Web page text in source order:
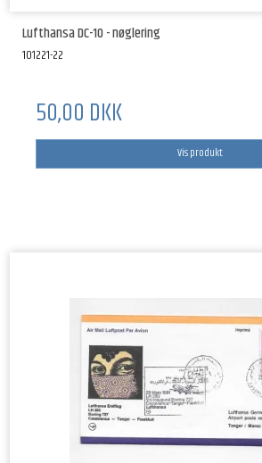
Lufthansa DC-10 - nøglering
101221-22
50,00 DKK
Vis produkt